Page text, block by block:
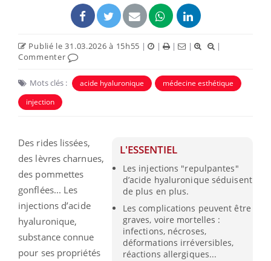
Publié le 31.03.2026 à 15h55 | | | |
|
Commenter
Mots clés : acide hyaluronique
médecine esthétique
injection
L'ESSENTIEL
Les injections "repulpantes"
d’acide hyaluronique séduisent
de plus en plus.
Les complications peuvent être
graves, voire mortelles :
infections, nécroses,
déformations irréversibles,
réactions allergiques...
Des rides lissées,
des lèvres charnues,
des pommettes
gonflées... Les
injections d’acide
hyaluronique,
substance connue
pour ses propriétés